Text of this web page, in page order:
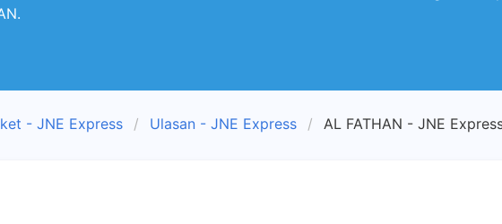
- JNE Express Ulasan - JNE Express AL FATHAN - JNE